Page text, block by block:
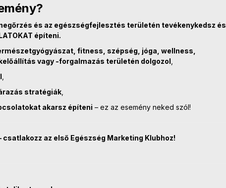
és az egészségfejlesztés területén tevékenykedsz és
építeni.
fitness, szépség, jóga, wellness,
vagy -forgalmazás területén dolgozol
stratégiák
akarsz építeni – ez az esemény neked szól!
az első Egészség Marketing Klubhoz!